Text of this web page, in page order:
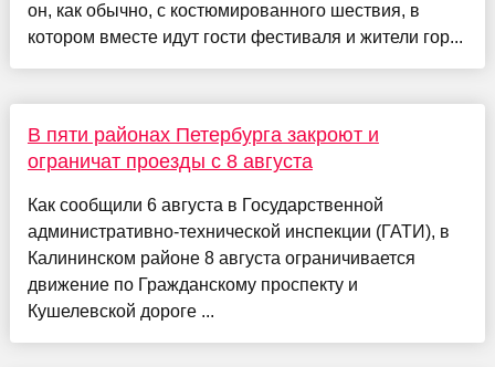
он, как обычно, с костюмированного шествия, в
котором вместе идут гости фестиваля и жители гор...
В пяти районах Петербурга закроют и
ограничат проезды с 8 августа
Как сообщили 6 августа в Государственной
административно-технической инспекции (ГАТИ), в
Калининском районе 8 августа ограничивается
движение по Гражданскому проспекту и
Кушелевской дороге ...